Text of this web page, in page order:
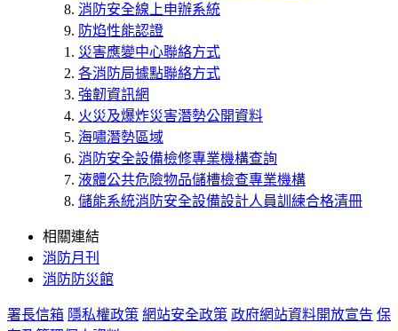
消防安全線上申辦系統
防焰性能認證
災害應變中心聯絡方式
各消防局據點聯絡方式
強韌資訊網
火災及爆炸災害潛勢公開資料
海嘯潛勢區域
消防安全設備檢修專業機構查詢
液體公共危險物品儲槽檢查專業機構
儲能系統消防安全設備設計人員訓練合格清冊
相關連結
消防月刊
消防防災館
署長信箱 隱私權政策 網站安全政策 政府網站資料開放宣告 保